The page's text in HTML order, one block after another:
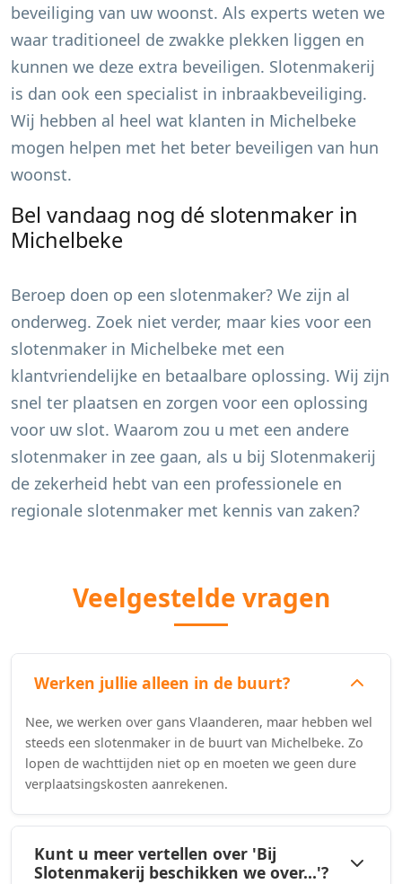
beveiliging van uw woonst. Als experts weten we
waar traditioneel de zwakke plekken liggen en
kunnen we deze extra beveiligen. Slotenmakerij
is dan ook een specialist in inbraakbeveiliging.
Wij hebben al heel wat klanten in Michelbeke
mogen helpen met het beter beveiligen van hun
woonst.
Bel vandaag nog dé slotenmaker in
Michelbeke
Beroep doen op een slotenmaker? We zijn al
onderweg. Zoek niet verder, maar kies voor een
slotenmaker in Michelbeke met een
klantvriendelijke en betaalbare oplossing. Wij zijn
snel ter plaatsen en zorgen voor een oplossing
voor uw slot. Waarom zou u met een andere
slotenmaker in zee gaan, als u bij Slotenmakerij
de zekerheid hebt van een professionele en
regionale slotenmaker met kennis van zaken?
Veelgestelde vragen
Werken jullie alleen in de buurt?
Nee, we werken over gans Vlaanderen, maar hebben wel
steeds een slotenmaker in de buurt van Michelbeke. Zo
lopen de wachttijden niet op en moeten we geen dure
verplaatsingskosten aanrekenen.
Kunt u meer vertellen over 'Bij
Slotenmakerij beschikken we over...'?